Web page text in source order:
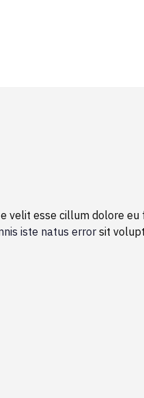
velit esse cillum dolore eu
iste natus error sit